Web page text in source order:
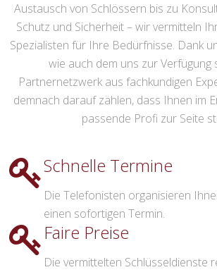
Austausch von Schlössern bis zu
Schutz und Sicherheit – wir vermitteln
Spezialisten für Ihre Bedürfnisse. Dank
wie auch dem uns zur Verfügung
Partnernetzwerk aus fachkundigen
demnach darauf zählen, dass Ihnen im
passende Profi zur Seite
Schnelle Termine
Die Telefonisten organisieren
einen sofortigen Termin.
Faire Preise
Die vermittelten Schlüsseldienste